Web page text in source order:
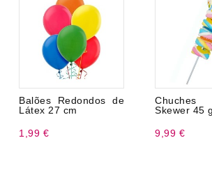
Balões Redondos de
Látex 27 cm
1,99 €
Skewer 45
9,99 €